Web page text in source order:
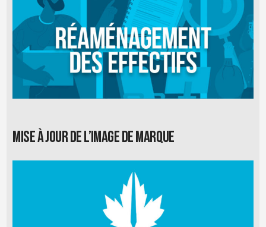
Mise à jour de l’image de marque